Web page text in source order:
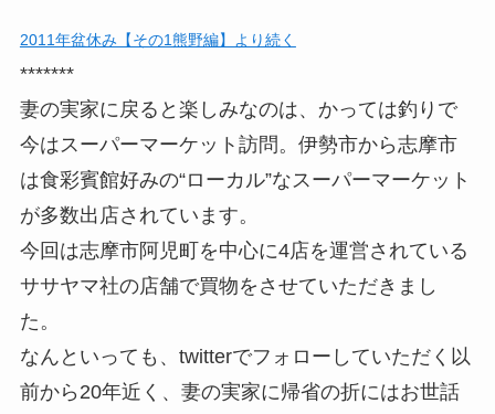
2011年盆休み【その1熊野編】より続く
*******
妻の実家に戻ると楽しみなのは、かっては釣りで
今はスーパーマーケット訪問。伊勢市から志摩市
は食彩賓館好みの“ローカル”なスーパーマーケット
が多数出店されています。
今回は志摩市阿児町を中心に4店を運営されている
ササヤマ社の店舗で買物をさせていただきまし
た。
なんといっても、twitterでフォローしていただく以
前から20年近く、妻の実家に帰省の折にはお世話